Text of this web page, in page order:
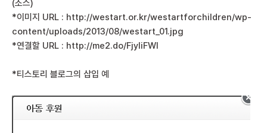
(소스)
*이미지 URL : http://westart.or.kr/westartforchildren/wp-
content/uploads/2013/08/westart_01.jpg
*연결할 URL : http://me2.do/FjyIiFWI
*티스토리 블로그의 삽입 예